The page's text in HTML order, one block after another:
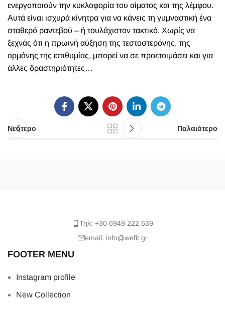
ενεργοποιούν την κυκλοφορία του αίματος και της λέμφου.
Αυτά είναι ισχυρά κίνητρα για να κάνεις τη γυμναστική ένα
σταθερό ραντεβού – ή τουλάχιστον τακτικό. Χωρίς να
ξεχνάς ότι η πρωινή αύξηση της τεστοστερόνης, της
ορμόνης της επιθυμίας, μπορεί να σε προετοιμάσει και για
άλλες δραστηριότητες…
Νεότερο Παλαιότερο
Τηλ: +30 6949 222 639
email: info@wefit.gr
FOOTER MENU
Instagram profile
New Collection